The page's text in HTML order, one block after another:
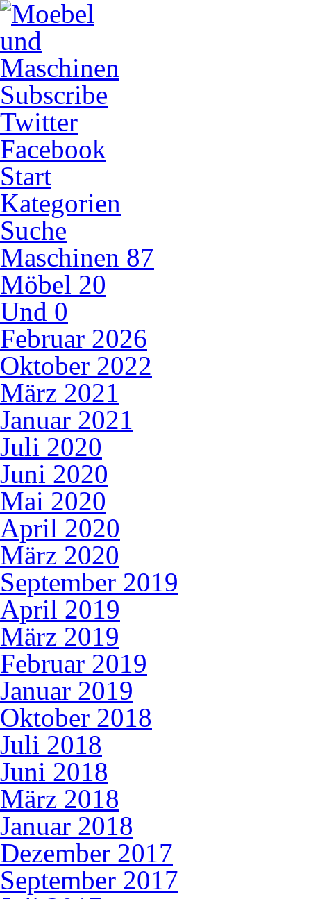
Subscribe
Twitter
Facebook
Start
Kategorien
Suche
Maschinen 87
Möbel 20
Und 0
Februar 2026
Oktober 2022
März 2021
Januar 2021
Juli 2020
Juni 2020
Mai 2020
April 2020
März 2020
September 2019
April 2019
März 2019
Februar 2019
Januar 2019
Oktober 2018
Juli 2018
Juni 2018
März 2018
Januar 2018
Dezember 2017
September 2017